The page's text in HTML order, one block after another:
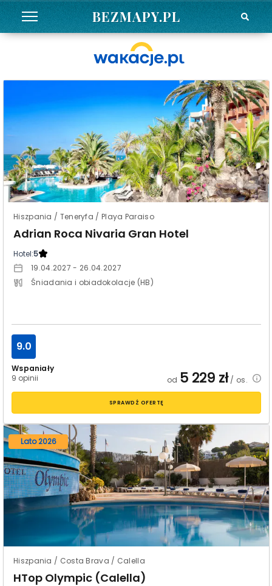
BEZMAPY.PL
Hiszpania / Teneryfa / Playa Paraiso
Adrian Roca Nivaria Gran Hotel
Hotel:5
19.04.2027 - 26.04.2027
Śniadania i obiadokolacje (HB)
Wspaniały
9 opinii
9.0
od 5 229 zł/ os.
SPRAWDŹ OFERTĘ
Lato 2026
Hiszpania / Costa Brava / Calella
HTop Olympic (Calella)